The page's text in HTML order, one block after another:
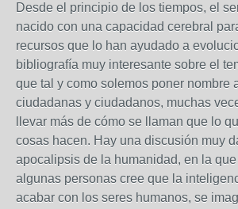
Desde el principio de los tiempos, el
nacido con una capacidad cerebral
recursos que lo han ayudado a
bibliografía muy interesante sobre el
que tal y como solemos poner nombre
ciudadanas y ciudadanos, muchas
llevar más de cómo se llaman que lo
cosas hacen. Hay una discusión muy
apocalipsis de la humanidad, en la
algunas personas cree que la
acabar con los seres humanos, se